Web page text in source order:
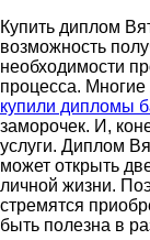
Купить диплом
возможность
необходимости
процесса.
купили дипломы
заморочек. И,
услуги. Диплом
может открыть
личной жизни.
стремятся
быть полезна в